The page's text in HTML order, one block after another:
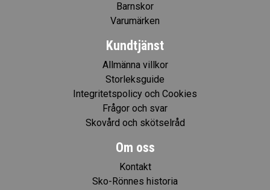
Barnskor
Varumärken
Kundtjänst
Allmänna villkor
Storleksguide
Integritetspolicy och Cookies
Frågor och svar
Skovård och skötselråd
Om oss
Kontakt
Sko-Rönnes historia